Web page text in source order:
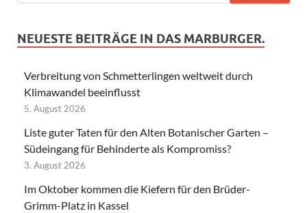
NEUESTE BEITRÄGE IN DAS MARBURGER.
Verbreitung von Schmetterlingen weltweit durch
Klimawandel beeinflusst
5. August 2026
Liste guter Taten für den Alten Botanischer Garten –
Südeingang für Behinderte als Kompromiss?
3. August 2026
Im Oktober kommen die Kiefern für den Brüder-
Grimm-Platz in Kassel